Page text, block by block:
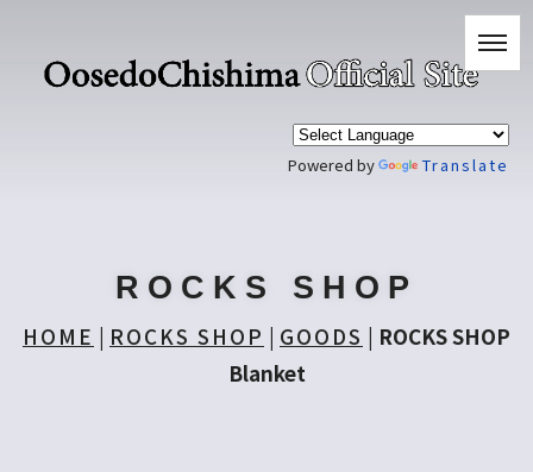
Powered by Translate
ROCKS SHOP
HOME | ROCKS SHOP | GOODS | ROCKS SHOP
Blanket